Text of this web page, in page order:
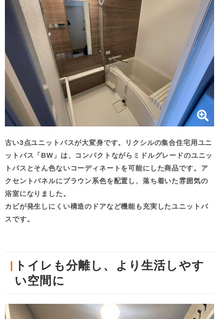
古い3点ユニットバスが大変身です。リクシルの集合住宅用ユニ
ットバス「BW」は、コンパクトながらミドルグレードのユニッ
トバスとそん色ないコーディネートを可能にした商品です。ア
クセントパネルにブラウン系色を配置し、落ち着いた雰囲気の
浴室になりました。
カビが発生しにくい構造のドアなど機能も充実したユニットバ
スです。
トイレも分離し、より生活しやす
い空間に